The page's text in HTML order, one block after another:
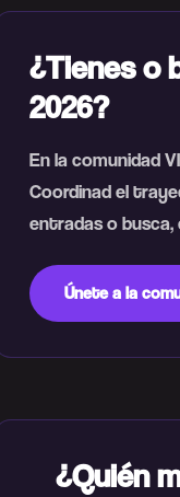
¿Tienes o
2026?
En la comunidad
Coordinad el
entradas o busca,
Únete a la
¿Quién